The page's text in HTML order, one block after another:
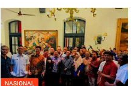
NASIONAL